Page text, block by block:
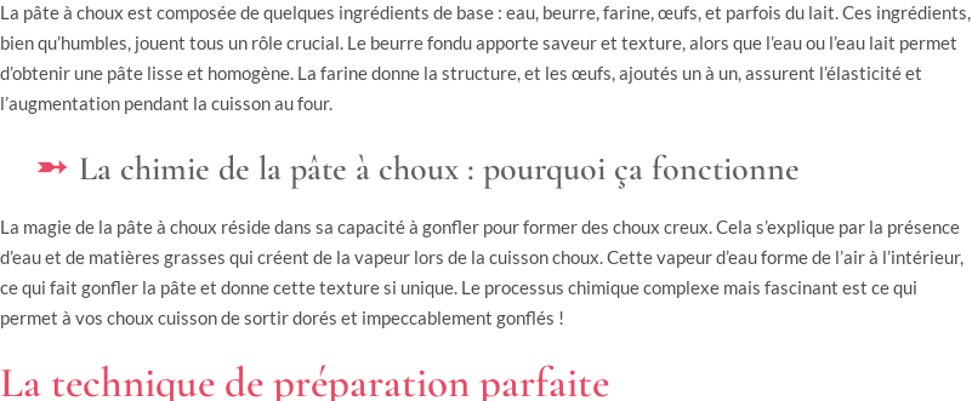
La pâte à choux est composée de quelques ingrédients de base : eau, beurre, farine, œufs, et parfois du lait. Ces ingrédients,
bien qu’humbles, jouent tous un rôle crucial. Le beurre fondu apporte saveur et texture, alors que l’eau ou l’eau lait permet
d’obtenir une pâte lisse et homogène. La farine donne la structure, et les œufs, ajoutés un à un, assurent l’élasticité et
l’augmentation pendant la cuisson au four.
La chimie de la pâte à choux : pourquoi ça fonctionne
La magie de la pâte à choux réside dans sa capacité à gonfler pour former des choux creux. Cela s’explique par la présence
d’eau et de matières grasses qui créent de la vapeur lors de la cuisson choux. Cette vapeur d’eau forme de l’air à l’intérieur,
ce qui fait gonfler la pâte et donne cette texture si unique. Le processus chimique complexe mais fascinant est ce qui
permet à vos choux cuisson de sortir dorés et impeccablement gonflés !
La technique de préparation parfaite